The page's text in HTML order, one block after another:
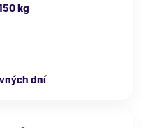
kg
dní